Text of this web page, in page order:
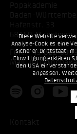
Diese Website
Analyse-Cookies eine
sicherer Drittstaat im
Einwilligung erklären
den USA
anpassen.
Popakademie
Baden-
Hafenstr. 33
68159 Mannheim
Fon:+49 621
Mail:
Kontakt